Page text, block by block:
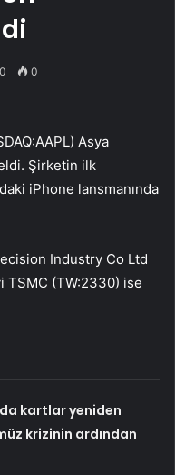
0 0
Asya
Şirketin ilk
iPhone lansmanında
Industry Co Ltd
TSMC (TW:2330) ise
kartlar yeniden
krizinin ardından